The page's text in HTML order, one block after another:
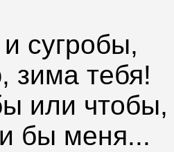
сугробы,
тебя!
или чтобы,
бы меня...